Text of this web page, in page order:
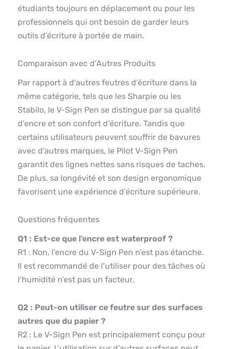
étudiants toujours en déplacement ou pour les
professionnels qui ont besoin de garder leurs
outils d’écriture à portée de main.
Comparaison avec d’Autres Produits
Par rapport à d’autres feutres d’écriture dans la
même catégorie, tels que les Sharpie ou les
Stabilo, le V-Sign Pen se distingue par sa qualité
d’encre et son confort d’écriture. Tandis que
certains utilisateurs peuvent souffrir de bavures
avec d’autres marques, le Pilot V-Sign Pen
garantit des lignes nettes sans risques de taches.
De plus, sa longévité et son design ergonomique
favorisent une expérience d’écriture supérieure.
Questions fréquentes
Q1 : Est-ce que l’encre est waterproof ?
R1 : Non, l’encre du V-Sign Pen n’est pas étanche.
Il est recommandé de l’utiliser pour des tâches où
l’humidité n’est pas un facteur.
Q2 : Peut-on utiliser ce feutre sur des surfaces
autres que du papier ?
R2 : Le V-Sign Pen est principalement conçu pour